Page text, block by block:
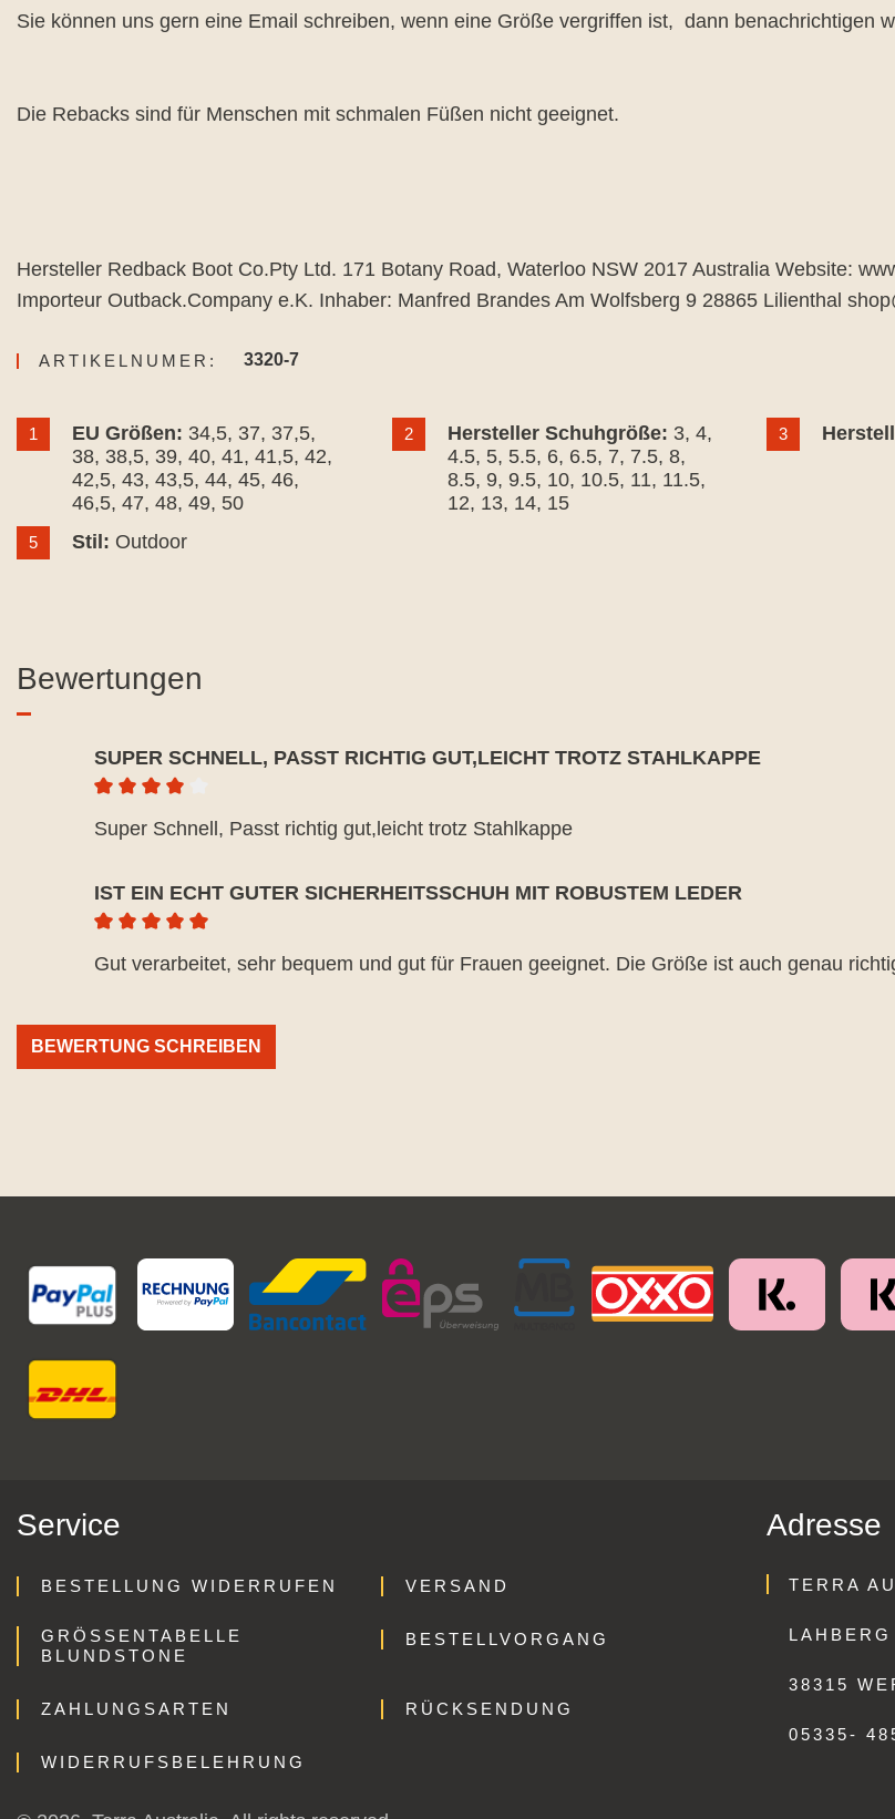
Sie können uns gern eine Email schreiben, wenn eine Größe vergriffen ist, dann benachrichtigen
Die Rebacks sind für Menschen mit schmalen Füßen nicht geeignet.
Hersteller Redback Boot Co.Pty Ltd. 171 Botany Road, Waterloo NSW 2017 Australia Website:
Importeur Outback.Company e.K. Inhaber: Manfred Brandes Am Wolfsberg 9 28865 Lilienthal
ARTIKELNUMER: 3320-7
1 EU Größen: 34,5, 37, 37,5,
38, 38,5, 39, 40, 41, 41,5, 42,
42,5, 43, 43,5, 44, 45, 46,
46,5, 47, 48, 49, 50
2 Hersteller Schuhgröße: 3, 4,
4.5, 5, 5.5, 6, 6.5, 7, 7.5, 8,
8.5, 9, 9.5, 10, 10.5, 11, 11.5,
12, 13, 14, 15
3
5 Stil: Outdoor
Bewertungen
SUPER SCHNELL, PASST RICHTIG GUT,LEICHT TROTZ STAHLKAPPE
Durchschnittliche Bewertung von 4 von 5 Sternen
Super Schnell, Passt richtig gut,leicht trotz Stahlkappe
IST EIN ECHT GUTER SICHERHEITSSCHUH MIT ROBUSTEM LEDER
Durchschnittliche Bewertung von 5 von 5 Sternen
Gut verarbeitet, sehr bequem und gut für Frauen geeignet. Die Größe ist auch genau
BEWERTUNG SCHREIBEN
Service
BESTELLUNG WIDERRUFEN VERSAND
GRÖSSENTABELLE B
LUNDSTONE
BESTELLVORGANG
ZAHLUNGSARTEN RÜCKSENDUNG
WIDERRUFSBELEHRUNG
Adresse
TERRA
LAHBERG
38315
05335-